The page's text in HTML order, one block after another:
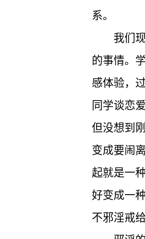
系。
我们
的事情。
感体验，
同学谈恋
但没想到
变成要闹
起就是一
好变成一
不邪淫戒